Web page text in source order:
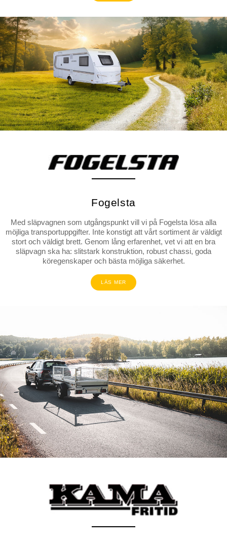
Fogelsta
Med släpvagnen som utgångspunkt vill vi på Fogelsta lösa alla
möjliga transportuppgifter. Inte konstigt att vårt sortiment är väldigt
stort och väldigt brett. Genom lång erfarenhet, vet vi att en bra
släpvagn ska ha: slitstark konstruktion, robust chassi, goda
köregenskaper och bästa möjliga säkerhet.
LÄS MER